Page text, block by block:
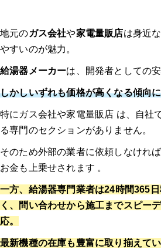
地元のガス会社や家電量販店は身近
やすいのが魅力。
給湯器メーカーは、開発者としての
しかしいずれも価格が高くなる傾向
特にガス会社や家電量販店 は、自社
る専門のセクションがありません。
そのため外部の業者に依頼しなけれ
お金も上乗せされます 。
一方、給湯器専門業者は24時間365
く、問い合わせから施工までスピー
応。
最新機種の在庫も豊富に取り揃えて